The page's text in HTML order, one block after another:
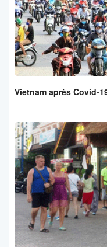
Vietnam après Covid-